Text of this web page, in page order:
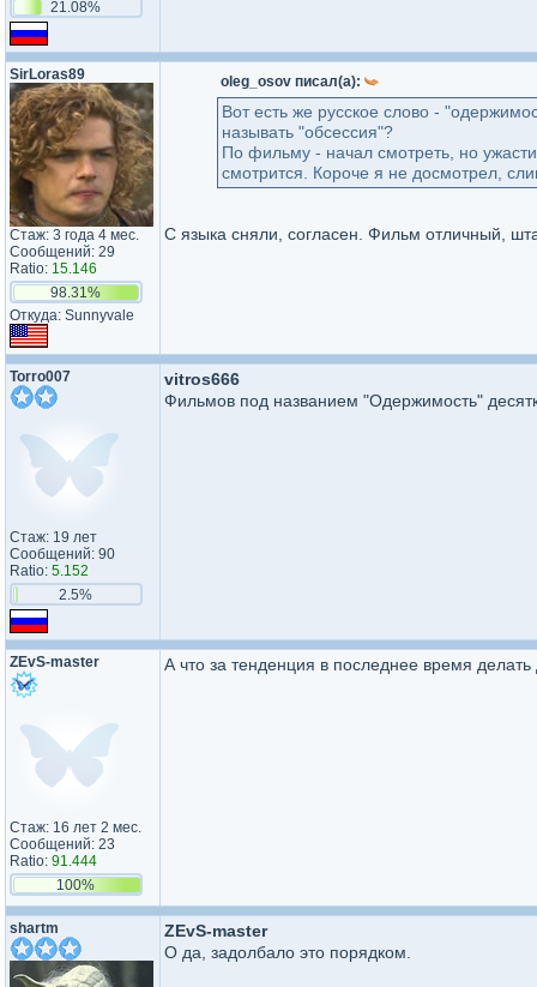
21.08%
SirLoras89
Стаж: 3 года 4 мес.
Сообщений: 29
Ratio: 15.146
98.31%
Откуда: Sunnyvale
oleg_osov писал(а):
Вот есть же русское слово -
называть "обсессия"?
По фильму - начал смотреть, но
смотрится. Короче я не досмотрел,
С языка сняли, согласен. Фильм отличный,
Torro007
Стаж: 19 лет
Сообщений: 90
Ratio: 5.152
2.5%
vitros666
Фильмов под названием "Одержимость"
ZEvS-master
Стаж: 16 лет 2 мес.
Сообщений: 23
Ratio: 91.444
100%
А что за тенденция в последнее время делать
shartm
ZEvS-master
О да, задолбало это порядком.